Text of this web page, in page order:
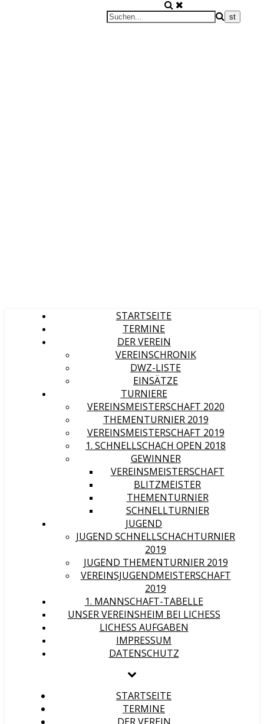
STARTSEITE
TERMINE
DER VEREIN
VEREINSCHRONIK
DWZ-LISTE
EINSÄTZE
TURNIERE
VEREINSMEISTERSCHAFT 2020
THEMENTURNIER 2019
VEREINSMEISTERSCHAFT 2019
1. SCHNELLSCHACH OPEN 2018
GEWINNER
VEREINSMEISTERSCHAFT
BLITZMEISTER
THEMENTURNIER
SCHNELLTURNIER
JUGEND
JUGEND SCHNELLSCHACHTURNIER
2019
JUGEND THEMENTURNIER 2019
VEREINSJUGENDMEISTERSCHAFT
2019
1. MANNSCHAFT-TABELLE
UNSER VEREINSHEIM BEI LICHESS
LICHESS AUFGABEN
IMPRESSUM
DATENSCHUTZ
STARTSEITE
TERMINE